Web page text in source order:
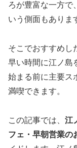
ろが豊富な一方で、
いう側面もありま
そこでおすすめし
早い時間に江ノ島
始まる前に主要ス
満喫できます。
この記事では、 江
フェ・早朝営業の